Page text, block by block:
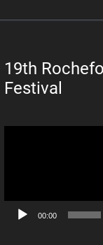
19th
Festival
00:00